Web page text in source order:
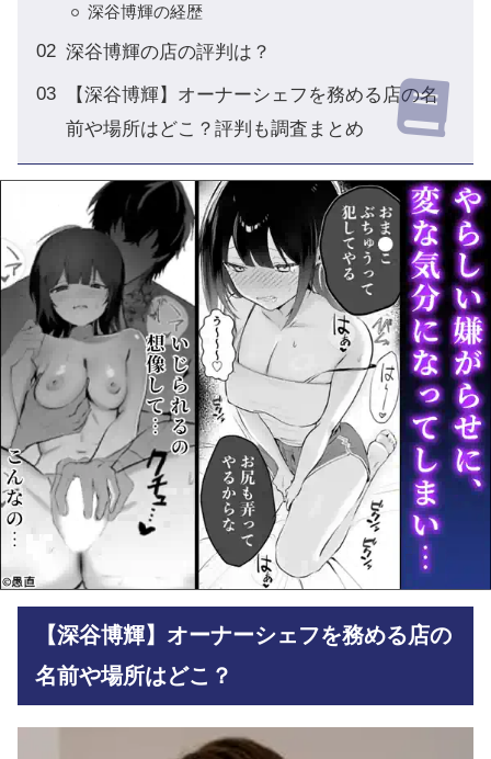
深谷博輝の経歴
深谷博輝の店の評判は？
【深谷博輝】オーナーシェフを務める店の名
前や場所はどこ？評判も調査まとめ
【深谷博輝】オーナーシェフを務める店の
名前や場所はどこ？